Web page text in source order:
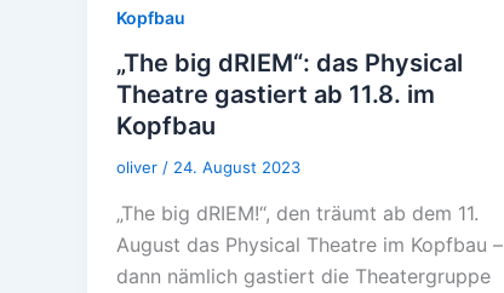
Kopfbau
„The big dRIEM“: das Physical
Theatre gastiert ab 11.8. im
Kopfbau
oliver / 24. August 2023
„The big dRIEM!“, den träumt ab dem 11.
August das Physical Theatre im Kopfbau –
dann nämlich gastiert die Theatergruppe